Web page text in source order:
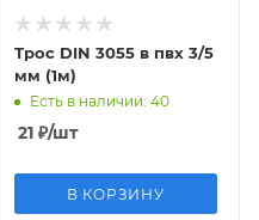
Трос DIN 3055 в пвх 3/5
мм (1м)
Есть в наличии: 40
21₽/шт
В КОРЗИНУ